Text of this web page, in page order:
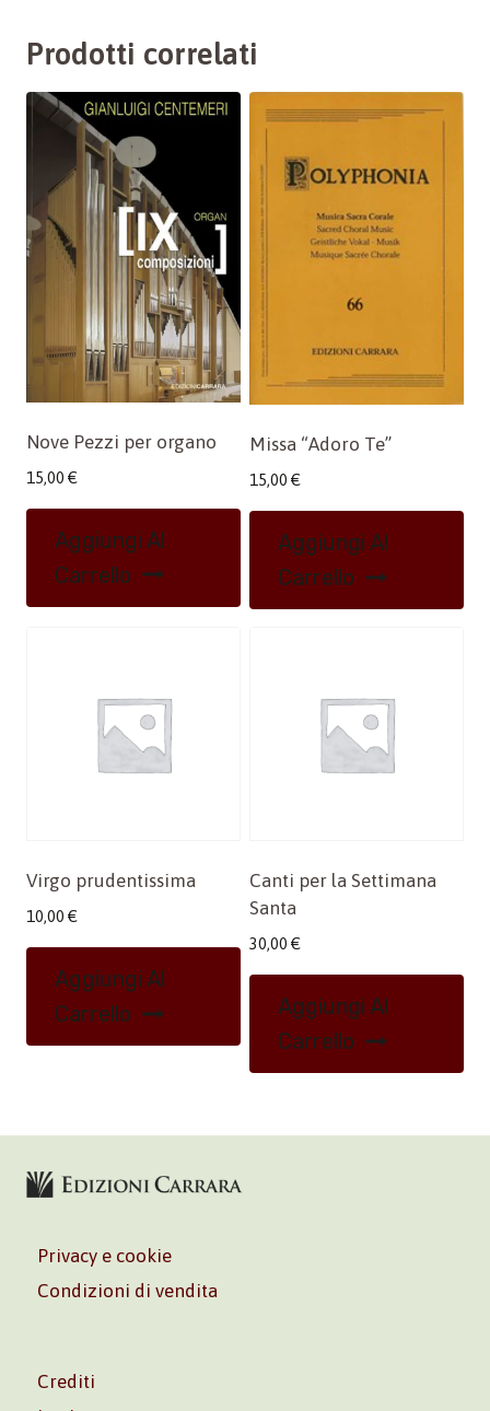
Prodotti correlati
Nove Pezzi per organo
15,00 €
Aggiungi Al
Carrello
Missa “Adoro Te”
15,00 €
Aggiungi Al
Carrello
Virgo prudentissima
10,00 €
Aggiungi Al
Carrello
Canti per la Settimana
Santa
30,00 €
Aggiungi Al
Carrello
Privacy e cookie
Condizioni di vendita
Crediti